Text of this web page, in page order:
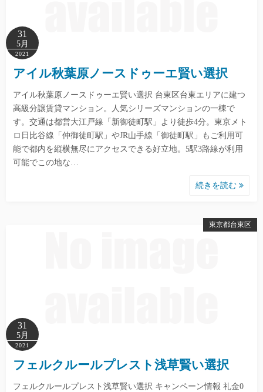
31
5月
2021
アイル秋葉原ノースドゥーエ賢い選択
アイル秋葉原ノースドゥーエ賢い選択 台東区台東エリアに建つ
高級分譲賃貸マンション。人気シリーズマンションの一棟で
す。交通は都営大江戸線「新御徒町駅」より徒歩4分。東京メト
ロ日比谷線「仲御徒町駅」やJR山手線「御徒町駅」もご利用可
能で都内を縦横無尽にアクセスできる好立地。5駅3路線が利用
可能でこの地な…
続きを読む
東京都台東区
31
5月
2021
フェルクルールプレスト浅草賢い選択
フェルクルールプレスト浅草賢い選択 キャンペーン情報 礼金0